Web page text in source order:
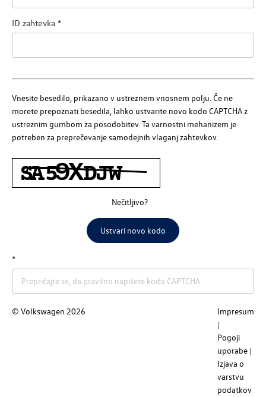
ID zahtevka
Vnesite besedilo, prikazano v ustreznem vnosnem polju. Če ne
morete prepoznati besedila, lahko ustvarite novo kodo CAPTCHA z
ustreznim gumbom za posodobitev. Ta varnostni mehanizem je
potreben za preprečevanje samodejnih vlaganj zahtevkov.
Nečitljivo?
Ustvari novo kodo
© Volkswagen 2026 Impresum
Pogoji
uporabe
Izjava o
varstvu
podatkov